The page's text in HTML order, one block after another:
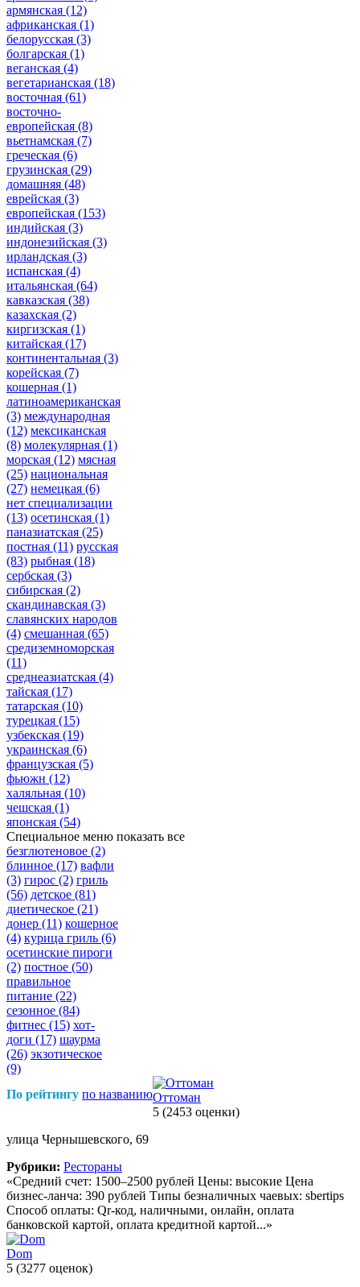
армянская (12)
африканская (1)
белорусская (3)
болгарская (1)
веганская (4)
вегетарианская (18)
восточная (61)
восточно-
европейская (8)
вьетнамская (7)
греческая (6)
грузинская (29)
домашняя (48)
еврейская (3)
европейская (153)
индийская (3)
индонезийская (3)
ирландская (3)
испанская (4)
итальянская (64)
кавказская (38)
казахская (2)
киргизская (1)
китайская (17)
континентальная (3)
корейская (7)
кошерная (1)
латиноамериканская
(3) международная
(12) мексиканская
(8) молекулярная (1)
морская (12) мясная
(25) национальная
(27) немецкая (6)
нет специализации
(13) осетинская (1)
паназиатская (25)
постная (11) русская
(83) рыбная (18)
сербская (3)
сибирская (2)
скандинавская (3)
славянских народов
(4) смешанная (65)
средиземноморская
(11)
среднеазиатская (4)
тайская (17)
татарская (10)
турецкая (15)
узбекская (19)
украинская (6)
французская (5)
фьюжн (12)
халяльная (10)
чешская (1)
японская (54)
Специальное меню показать все
безглютеновое (2)
блинное (17) вафли
(3) гирос (2) гриль
(56) детское (81)
диетическое (21)
донер (11) кошерное
(4) курица гриль (6)
осетинские пироги
(2) постное (50)
правильное
питание (22)
сезонное (84)
фитнес (15) хот-
доги (17) шаурма
(26) экзотическое
(9)
По рейтингу по названиюОттоман
5 (2453 оценки)
улица Чернышевского, 69
Рубрики: Рестораны
«Средний счет: 1500–2500 рублей Цены: высокие Цена
бизнес-ланча: 390 рублей Типы безналичных чаевых: sbertips
Способ оплаты: Qr-код, наличными, онлайн, оплата
банковской картой, оплата кредитной картой...»
Dom
5 (3277 оценок)